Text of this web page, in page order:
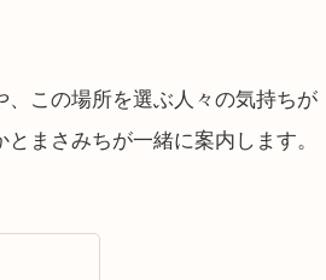
この場所を選ぶ人々の気持ちが
まさみちが一緒に案内します。